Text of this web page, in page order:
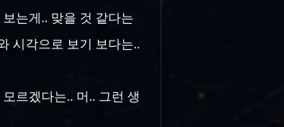
는게.. 맞을 것 같다는
시각으로 보기 보다는..
르겠다는.. 머.. 그런 생